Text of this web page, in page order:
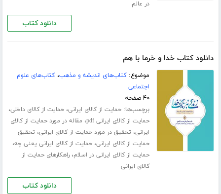
در عالم
دانلود کتاب
دانلود کتاب خدا و خرما با هم
موضوع:کتاب‌های اندیشه و مذهب،کتاب‌های علوم
اجتماعی
۴۰ صفحه
برچسب‌ها:حمایت از کالای ایرانی،حمایت از کالای داخلی،
حمایت از کالای ایرانی pdf ، مقاله در مورد حمایت از کالای
ایرانی، تحقیق در مورد حمایت از کالای ایرانی، تحقیق
حمایت از کالای ایرانی،حمایت از کالای ایرانی یعنی چه،
حمایت از کالای ایرانی در اسلام،راهکارهای حمایت از
کالای ایرانی
دانلود کتاب